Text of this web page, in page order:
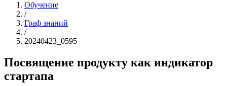
Обучение
/
Граф знаний
/
20240423_0595
Посвящение продукту как индикатор
стартапа